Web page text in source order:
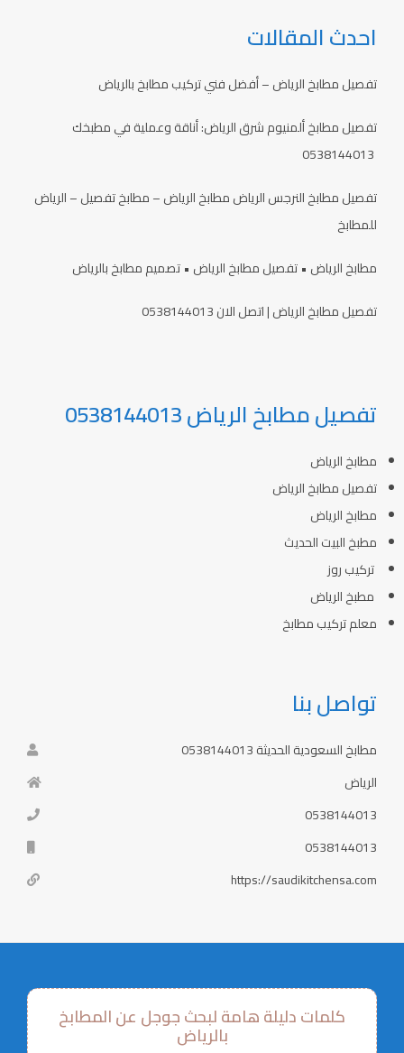
احدث المقالات
تفصيل مطابخ الرياض – أفضل فني تركيب مطابخ بالرياض
تفصيل مطابخ ألمنيوم شرق الرياض: أناقة وعملية في مطبخك
تفصيل مطابخ النرجس الرياض مطابخ الرياض – مطابخ تفصيل – الرياض
للمطابخ
مطابخ الرياض • تفصيل مطابخ الرياض • تصميم مطابخ بالرياض
تفصيل مطابخ الرياض | اتصل الان 0538144013
تفصيل مطابخ الرياض 0538144013
مطابخ الرياض
تفصيل مطابخ الرياض
مطابخ الرياض
مطبخ البيت الحديث
تركيب روز
مطبخ الرياض
معلم تركيب مطابخ
تواصل بنا
مطابخ السعودية الحديثة 0538144013
الرياض
0538144013
0538144013
https://saudikitchensa.com
كلمات دليلة هامة لبحث جوجل عن المطابخ
بالرياض